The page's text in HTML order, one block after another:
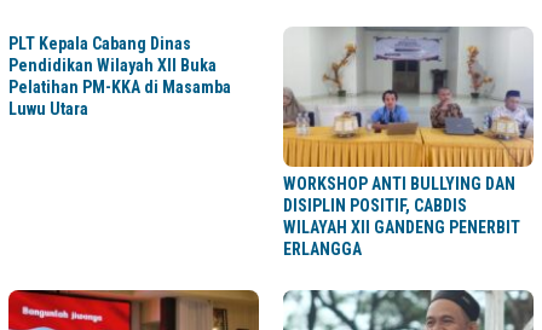
PLT Kepala Cabang Dinas
Pendidikan Wilayah XII Buka
Pelatihan PM-KKA di Masamba
Luwu Utara
WORKSHOP ANTI BULLYING DAN
DISIPLIN POSITIF, CABDIS
WILAYAH XII GANDENG PENERBIT
ERLANGGA